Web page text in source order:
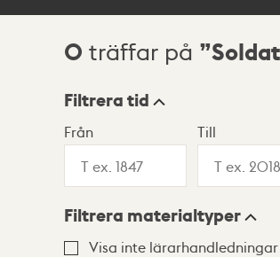
Sökresultat
0 träffar på
Visningsläge
Lista Karta
Filtrera tid
Från Till
Filtrera materialtyper
Visa inte lärarhandledningar